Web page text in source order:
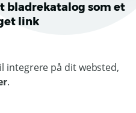
bladrekatalog som et
link
integrere på dit websted,
.